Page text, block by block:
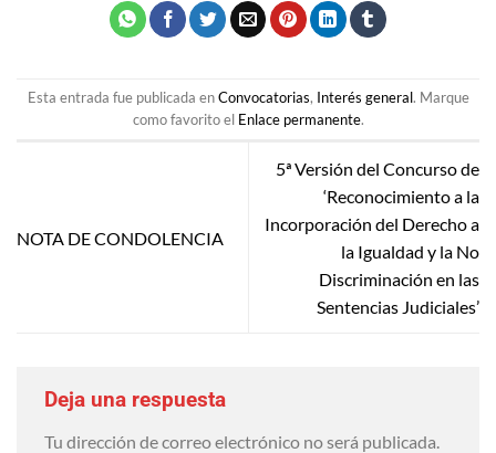
Esta entrada fue publicada enConvocatorias, Interés general. Marque
como favorito el Enlace permanente.
NOTA DE CONDOLENCIA
5ª Versión del Concurso de
‘Reconocimiento a la
Incorporación del Derecho a
la Igualdad y la No
Discriminación en las
Sentencias Judiciales’
Deja una respuesta
Tu dirección de correo electrónico no será publicada.